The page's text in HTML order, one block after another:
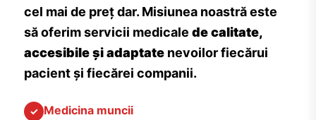
cel mai de preț dar. Misiunea noastră este
să oferim servicii medicale de calitate,
accesibile și adaptate nevoilor fiecărui
pacient și fiecărei companii.
✓ Medicina muncii